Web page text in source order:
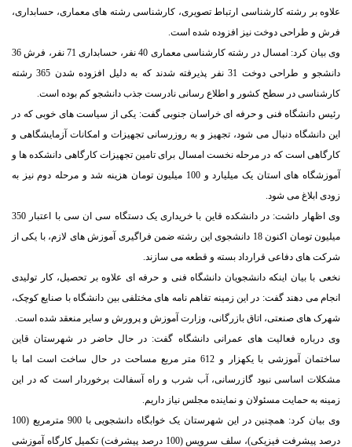
علاوه بر رشته کارشناسی ارتباط تصویری، کارشناسی رشته های معماری، حسابداری،
فرش و طراحی دوخت نیز افزوده شده است.
وی بیان کرد: امسال در رشته کارشناسی معماری 40 نفر، حسابداری 71 نفر، فرش 36
دانشجو و طراحی دوخت 31 نفر پذیرفته شدند که به دلیل افزوده شدن 365 رشته
کارشناسی در سطح کشور و اطلاع رسانی نادرست جذب دانشجو کم بوده است.
رئیس دانشگاه فنی و حرفه ای خراسان جنوبی گفت: یکی از سیاست های خوبی که در
این دانشگاه دنبال می شود، تجهیز و به روزرسانی تجهیزات و امکانات آزمایشگاهی و
کارگاهی است که در مرحله نخست امسال برای تامین تجهیزات کارگاهی دانشکده ها و
آموزشگاه های استان یک میلیارد و 100 میلیون تومان هزینه شد و مرحله دوم نیز به
زودی ابلاغ می شود.
وی اظهار داشت: در دانشکده قاین با خریداری یک دستگاه سی ان سی با اعتبار 350
میلیون تومان اکنون 18 دانشجوی این رشته ضمن فراگیری آموزش های لازم، با یکی از
شرکت های دفاعی قرارداد بسته و قطعه می سازند.
نخعی با بیان اینکه دانشجویان دانشگاه فنی و حرفه ای علاوه بر تحصیل، کار تولیدی
انجام می دهند گفت: در این زمینه تفاهم نامه های مختلفی بین دانشگاه با صنایع کوچک،
شهرک های صنعتی، اتاق بازرگانی، وزارت آموزش و پرورش و سایر منعقد شده است.
وی درباره فعالیت های عمرانی دانشگاه گفت: در حال حاضر در شهرستان قاین
ساختمان آموزشی با یکهزار و 612 متر مربع مساحت در حال ساخت است اما با
مشکلات اساسی نبود گازرسانی، آب شرب و راه آسفالت برخوردار است که در این
زمینه به حمایت مسئولان و نماینده مجلس نیاز داریم.
وی بیان کرد: همچنین در این شهرستان یک خوابگاه دانشجویی با 900 مترمربع (100
درصد پیشرفت فیزیکی)، سلف سرویس (100 درصد پیشرفت) تکمیل کارگاه آموزشی